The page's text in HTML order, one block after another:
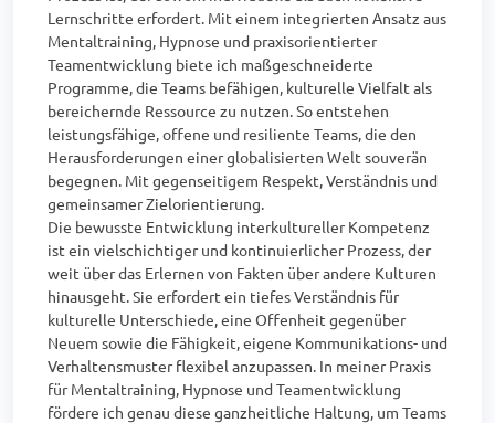
Lernschritte erfordert. Mit einem integrierten Ansatz aus
Mentaltraining, Hypnose und praxisorientierter
Teamentwicklung biete ich maßgeschneiderte
Programme, die Teams befähigen, kulturelle Vielfalt als
bereichernde Ressource zu nutzen. So entstehen
leistungsfähige, offene und resiliente Teams, die den
Herausforderungen einer globalisierten Welt souverän
begegnen. Mit gegenseitigem Respekt, Verständnis und
gemeinsamer Zielorientierung.
Die bewusste Entwicklung interkultureller Kompetenz
ist ein vielschichtiger und kontinuierlicher Prozess, der
weit über das Erlernen von Fakten über andere Kulturen
hinausgeht. Sie erfordert ein tiefes Verständnis für
kulturelle Unterschiede, eine Offenheit gegenüber
Neuem sowie die Fähigkeit, eigene Kommunikations- und
Verhaltensmuster flexibel anzupassen. In meiner Praxis
für Mentaltraining, Hypnose und Teamentwicklung
fördere ich genau diese ganzheitliche Haltung, um Teams